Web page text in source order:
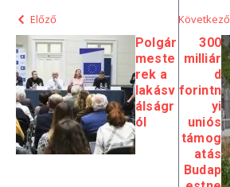
Előző
Polgár
meste
rek a
lakásv
álságr
ól
Következő
300
milliár
d
forintn
yi
uniós
támog
atás
Budap